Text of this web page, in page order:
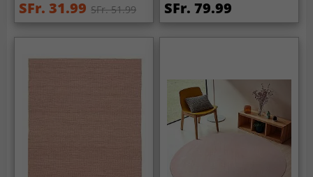
SFr. 31.99 SFr. 51.99 SFr. 79.99